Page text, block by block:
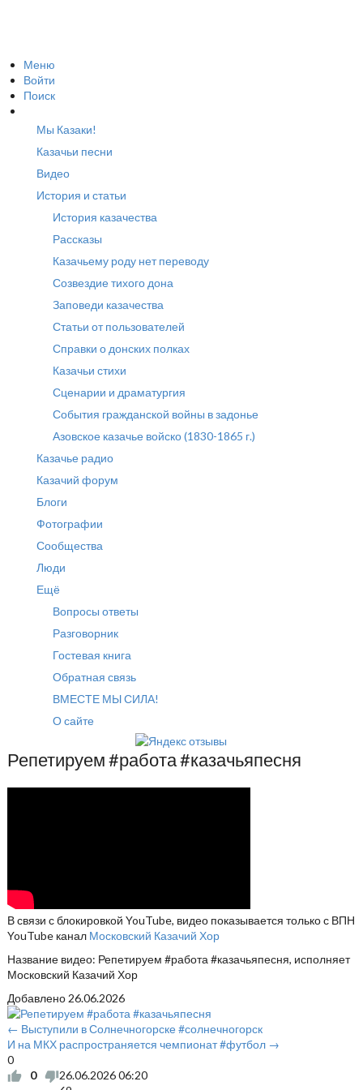
Меню
Войти
Поиск
Мы Казаки!
Казачьи песни
Видео
История и статьи
История казачества
Рассказы
Казачьему роду нет переводу
Созвездие тихого дона
Заповеди казачества
Статьи от пользователей
Справки о донских полках
Казачьи стихи
Сценарии и драматургия
События гражданской войны в задонье
Азовское казачье войско (1830-1865 г.)
Казачье радио
Казачий форум
Блоги
Фотографии
Сообщества
Люди
Ещё
Вопросы ответы
Разговорник
Гостевая книга
Обратная связь
ВМЕСТЕ МЫ СИЛА!
О сайте
Репетируем #работа #казачьяпесня
В связи с блокировкой YouTube, видео показывается только с ВПН
YouTube канал Московский Казачий Хор
Название видео: Репетируем #работа #казачьяпесня, исполняет
Московский Казачий Хор
Добавлено 26.06.2026
← Выступили в Солнечногорске #солнечногорск
И на МКХ распространяется чемпионат #футбол →
0
0
26.06.202606:20